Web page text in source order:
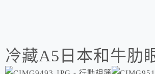
冷藏A5日本和牛肋